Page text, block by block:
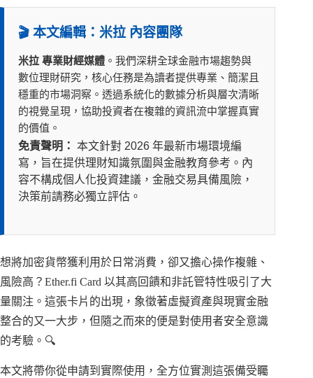
🎬 本文編輯：米拉 內容團隊
米拉 專業財經媒體 。我們深耕全球金融市場趨勢與
數位理財研究，核心任務是為讀者提供專業、簡潔且
穩重的市場洞察。透過系統化的數據分析與層次清晰
的視覺呈現，協助投資者在複雜的資訊流中掌握真實
的價值。
免責聲明： 本文針對 2026 年最新市場環境編
寫，旨在提供理財知識氛圍與金融教育參考。內
容不構成個人化投資建議，金融交易具備風險，
決策前請務必獨立評估。
想將加密貨幣獲利用於日常消費，卻又擔心操作複雜、
風險高？Ether.fi Card 以其高回饋和非託管特性吸引了大
量關注。這張卡片的出現，象徵著虛擬資產與現實金融
整合的又一大步，但隨之而來的便是對使用者安全意識
的考驗。🔍
本文將帶你從申請到實際使用，全方位實測這張備受矚